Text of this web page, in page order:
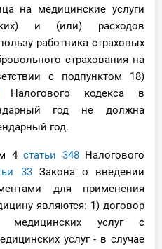
на медицинские услуги
и (или) расходов
работника страховых
страхования на
с подпунктом 18)
Налогового кодекса в
год не должна
год.
4статьи 348Налогового
33Закона о введении
для применения
являются: 1) договор
медицинских услуг с
услуг - в случае